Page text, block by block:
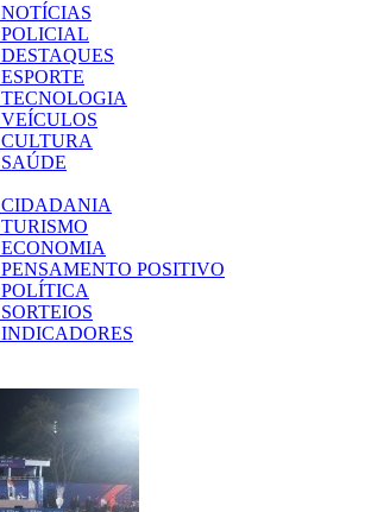
NOTÍCIAS
POLICIAL
DESTAQUES
ESPORTE
TECNOLOGIA
VEÍCULOS
CULTURA
SAÚDE
CIDADANIA
TURISMO
ECONOMIA
PENSAMENTO POSITIVO
POLÍTICA
SORTEIOS
INDICADORES